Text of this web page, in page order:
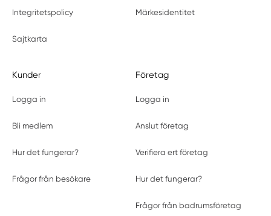
Integritetspolicy Märkesidentitet
Sajtkarta
Kunder
Logga in
Bli medlem
Hur det fungerar?
Frågor från besökare
Företag
Logga in
Anslut företag
Verifiera ert företag
Hur det fungerar?
Frågor från badrumsföretag